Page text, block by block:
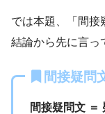
では本題、「間接
結論から先に言っ
間接疑問
間接疑問文 ＝